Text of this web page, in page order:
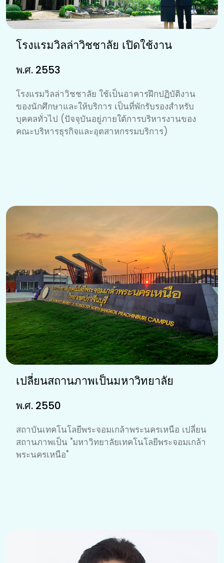
โรงแรมวิลล่าวิชชาลัย เปิดใช้งาน
พ.ศ. 2553
โรงแรมวิลล่าวิชชาลัย ใช้เป็นอาคารฝึกปฏิบัติงาน
ของนักศึกษาและให้บริการ เป็นที่พักรับรองสำหรับ
บุคคลทั่วไป (ปัจจุบันอยู่ภายใต้การบริหารงานของ
คณะบริหารธุรกิจและอุตสาหกรรมบริการ)
เปลี่ยนสถานภาพเป็นมหาวิทยาลัย
พ.ศ. 2550
สถาบันเทคโนโลยีพระจอมเกล้าพระนครเหนือ เปลี่ยน
สถานภาพเป็น "มหาวิทยาลัยเทคโนโลยีพระจอมเกล้า
พระนครเหนือ"